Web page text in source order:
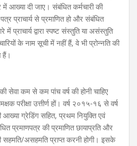
दी जाए। संबंधित कर्मचारी की
प्राचार्य से प्रमाणित हो और संबंधित
में प्राचार्य द्वारा स्पष्ट संस्तुति या असंस्तुति
के नाम सूची में नहीं हैं, वे भी प्रोन्नति की
हैं।
सेवा कम से कम पांच वर्ष की होनी चाहिए
परीक्षा उत्तीर्ण हों। वर्ष २०१५-१६ से वर्ष
ग्रेडिंग सहित, प्रथम नियुक्ति एवं
प्रमाणपत्र की प्रमाणित छायाप्रति और
सहमति/असहमति प्राप्त करनी होगी। इसके